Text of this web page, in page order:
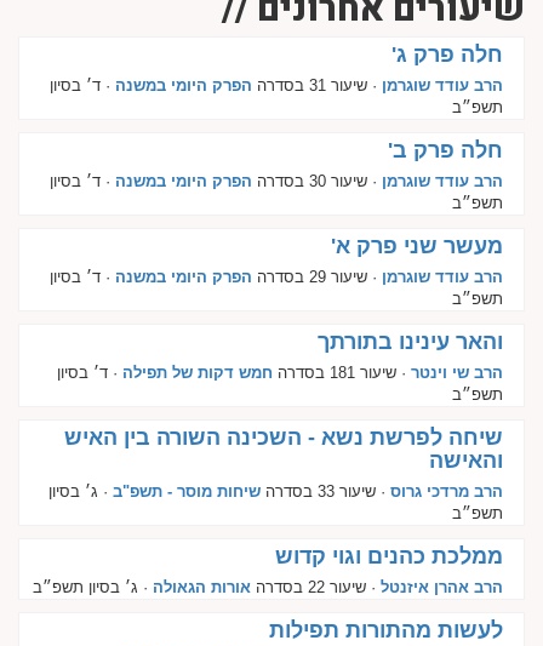
חלה פרק ג'
הרב עודד שוגרמן · שיעור 31 בסדרה הפרק היומי במשנה · ד׳ בסיון
תשפ״ב
חלה פרק ב'
הרב עודד שוגרמן · שיעור 30 בסדרה הפרק היומי במשנה · ד׳ בסיון
תשפ״ב
מעשר שני פרק א'
הרב עודד שוגרמן · שיעור 29 בסדרה הפרק היומי במשנה · ד׳ בסיון
תשפ״ב
והאר עינינו בתורתך
הרב שי וינטר · שיעור 181 בסדרה חמש דקות של תפילה · ד׳ בסיון
תשפ״ב
שיחה לפרשת נשא - השכינה השורה בין האיש
והאישה
הרב מרדכי גרוס · שיעור 33 בסדרה שיחות מוסר - תשפ"ב · ג׳ בסיון
תשפ״ב
ממלכת כהנים וגוי קדוש
הרב אהרן איזנטל · שיעור 22 בסדרה אורות הגאולה · ג׳ בסיון תשפ״ב
לעשות מהתורות תפילות